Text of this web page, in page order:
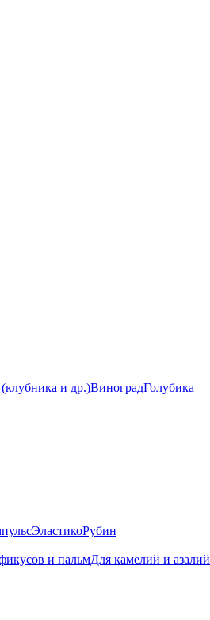
и др.)ВиноградГолубика
ЭластикоРубин
и пальмДля камелий и азалий